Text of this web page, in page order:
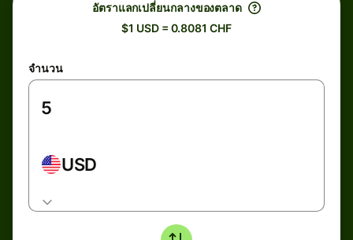
อัตราแลกเปลี่ยนกลางของตลาด
$1 USD = 0.8081 CHF
จำนวน
USD